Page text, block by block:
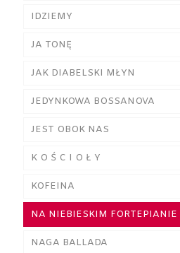
IDZIEMY
JA TONĘ
JAK DIABELSKI MŁYN
JEDYNKOWA BOSSANOVA
JEST OBOK NAS
K O Ś C I O Ł Y
KOFEINA
NA NIEBIESKIM FORTEPIANIE
NAGA BALLADA